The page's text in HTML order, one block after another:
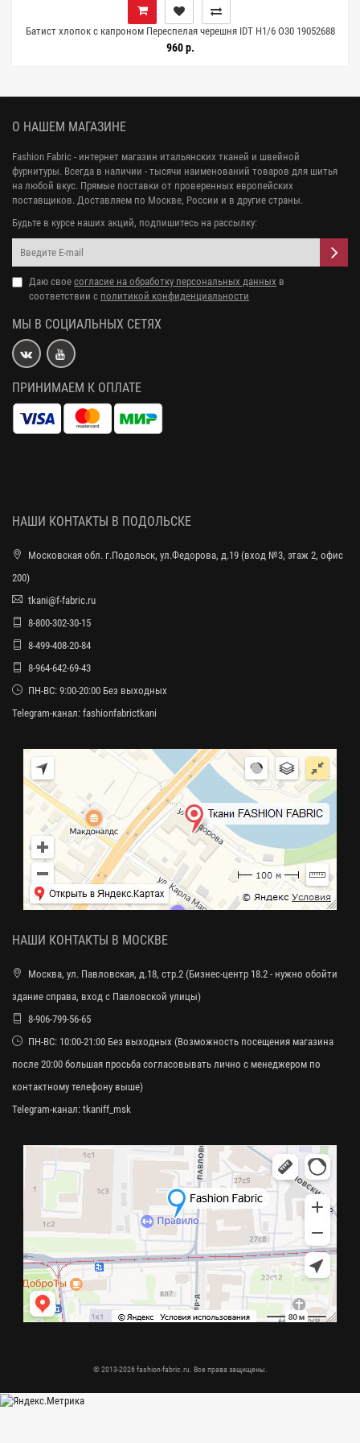
Батист хлопок с капроном Переспелая черешня IDT H1/6 O30 19052688
960 р.
О НАШЕМ МАГАЗИНЕ
Fashion Fabric - интернет магазин итальянских тканей и швейной
фурнитуры. Всегда в наличии - тысячи наименований товаров для шитья
на любой вкус. Прямые поставки от проверенных европейских
поставщиков. Доставляем по Москве, России и в другие страны.
Будьте в курсе наших акций, подпишитесь на рассылку:
Даю свое согласие на обработку персональных данных в
соответствии с политикой конфиденциальности
МЫ В СОЦИАЛЬНЫХ СЕТЯХ
ПРИНИМАЕМ К ОПЛАТЕ
НАШИ КОНТАКТЫ В ПОДОЛЬСКЕ
Московская обл. г.Подольск, ул.Федорова, д.19 (вход №3, этаж 2, офис
200)
tkani@f-fabric.ru
8-800-302-30-15
8-499-408-20-84
8-964-642-69-43
ПН-ВС: 9:00-20:00 Без выходных
Telegram-канал: fashionfabrictkani
НАШИ КОНТАКТЫ В МОСКВЕ
Москва, ул. Павловская, д.18, стр.2 (Бизнес-центр 18.2 - нужно обойти
здание справа, вход с Павловской улицы)
8-906-799-56-65
ПН-ВС: 10:00-21:00 Без выходных (Возможность посещения магазина
после 20:00 большая просьба согласовывать лично с менеджером по
контактному телефону выше)
Telegram-канал: tkaniff_msk
© 2013-2026 fashion-fabric.ru. Все права защищены.